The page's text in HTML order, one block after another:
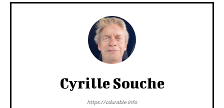
Cyrille Souche
https://cdurable.info